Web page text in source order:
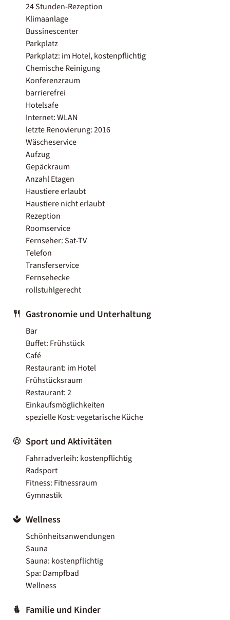
24 Stunden-Rezeption
Klimaanlage
Bussinescenter
Parkplatz
Parkplatz: im Hotel, kostenpflichtig
Chemische Reinigung
Konferenzraum
barrierefrei
Hotelsafe
Internet: WLAN
letzte Renovierung: 2016
Wäscheservice
Aufzug
Gepäckraum
Anzahl Etagen
Haustiere erlaubt
Haustiere nicht erlaubt
Rezeption
Roomservice
Fernseher: Sat-TV
Telefon
Transferservice
Fernsehecke
rollstuhlgerecht
Gastronomie und Unterhaltung
Bar
Buffet: Frühstück
Café
Restaurant: im Hotel
Frühstücksraum
Restaurant: 2
Einkaufsmöglichkeiten
spezielle Kost: vegetarische Küche
Sport und Aktivitäten
Fahrradverleih: kostenpflichtig
Radsport
Fitness: Fitnessraum
Gymnastik
Wellness
Schönheitsanwendungen
Sauna
Sauna: kostenpflichtig
Spa: Dampfbad
Wellness
Familie und Kinder